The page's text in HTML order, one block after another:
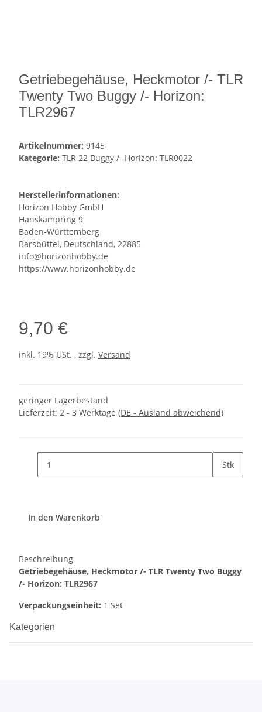
Getriebegehäuse, Heckmotor /- TLR
Twenty Two Buggy /- Horizon:
TLR2967
Artikelnummer: 9145
Kategorie: TLR 22 Buggy /- Horizon: TLR0022
Herstellerinformationen:
Horizon Hobby GmbH
Hanskampring 9
Baden-Württemberg
Barsbüttel, Deutschland, 22885
info@horizonhobby.de
https://www.horizonhobby.de
9,70 €
inkl. 19% USt. , zzgl. Versand
geringer Lagerbestand
Lieferzeit: 2 - 3 Werktage (DE - Ausland abweichend)
Stk
In den Warenkorb
Beschreibung
Getriebegehäuse, Heckmotor /- TLR Twenty Two Buggy
/- Horizon: TLR2967
Verpackungseinheit: 1 Set
Kategorien